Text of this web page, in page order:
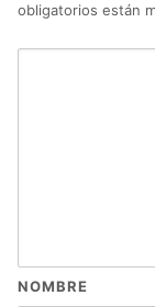
obligatorios están
NOMBRE